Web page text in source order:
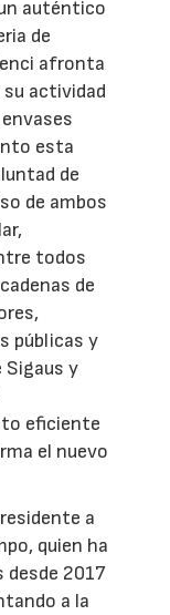
auténtico
de
afronta
actividad
esta
de
de ambos
todos
de
públicas y
Sigaus y
eficiente
el nuevo
a
quien ha
desde 2017
a la